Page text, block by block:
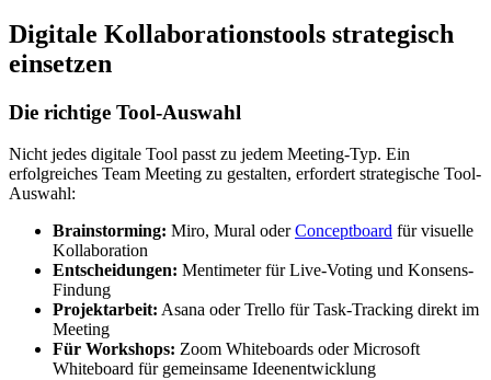
Digitale Kollaborationstools strategisch
einsetzen
Die richtige Tool-Auswahl
Nicht jedes digitale Tool passt zu jedem Meeting-Typ. Ein
erfolgreiches Team Meeting zu gestalten, erfordert strategische Tool-
Auswahl:
Brainstorming: Miro, Mural oderConceptboard für visuelle
Kollaboration
Entscheidungen: Mentimeter für Live-Voting und Konsens-
Findung
Projektarbeit: Asana oder Trello für Task-Tracking direkt im
Meeting
Für Workshops: Zoom Whiteboards oder Microsoft
Whiteboard für gemeinsame Ideenentwicklung